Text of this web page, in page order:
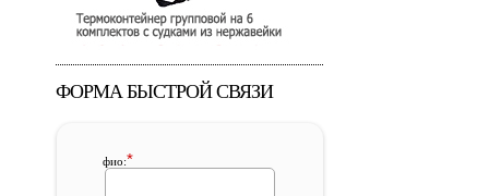
ФОРМА БЫСТРОЙ СВЯЗИ
фио:*